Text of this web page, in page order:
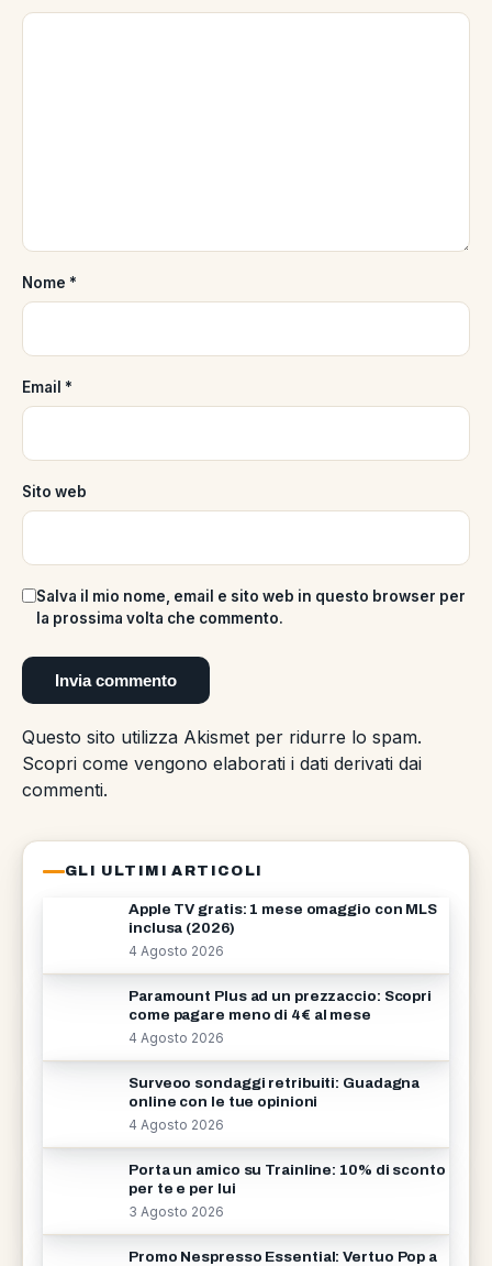
Nome *
Email *
Sito web
Salva il mio nome, email e sito web in questo browser per
la prossima volta che commento.
Questo sito utilizza Akismet per ridurre lo spam.
Scopri come vengono elaborati i dati derivati dai
commenti.
GLI ULTIMI ARTICOLI
Apple TV gratis: 1 mese omaggio con MLS
inclusa (2026)
4 Agosto 2026
Paramount Plus ad un prezzaccio: Scopri
come pagare meno di 4€ al mese
4 Agosto 2026
Surveoo sondaggi retribuiti: Guadagna
online con le tue opinioni
4 Agosto 2026
Porta un amico su Trainline: 10% di sconto
per te e per lui
3 Agosto 2026
Promo Nespresso Essential: Vertuo Pop a